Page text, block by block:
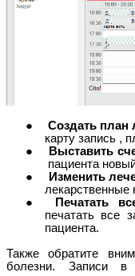
Создать план
карту запись ,
Выставить
пациента
Изменить
лекарственные
Печатать
печатать все
пациента.
Также обратите
болезни. Записи